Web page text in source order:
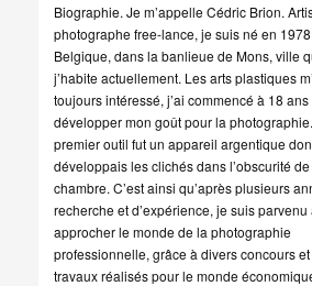
Biographie. Je m’appelle Cédric Brion.
photographe free-lance, je suis né en
Belgique, dans la banlieue de Mons, ville
j’habite actuellement. Les arts plastiques
toujours intéressé, j’ai commencé à 18 ans
développer mon goût pour la
premier outil fut un appareil argentique
développais les clichés dans l’obscurité de
chambre. C’est ainsi qu’après plusieurs
recherche et d’expérience, je suis parvenu
approcher le monde de la photographie
professionnelle, grâce à divers concours
travaux réalisés pour le monde